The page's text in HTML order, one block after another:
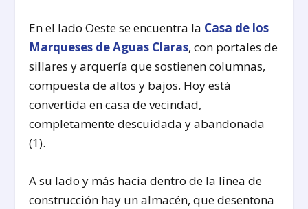
En el lado Oeste se encuentra la Casa de los
Marqueses de Aguas Claras, con portales de
sillares y arquería que sostienen columnas,
compuesta de altos y bajos. Hoy está
convertida en casa de vecindad,
completamente descuidada y abandonada
(1).
A su lado y más hacia dentro de la línea de
construcción hay un almacén, que desentona